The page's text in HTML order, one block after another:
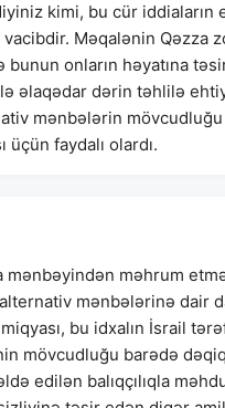
kimi, bu cür iddiaların
Məqalənin Qəzza
bunun onların həyatına
əlaqədar dərin təhlilə
mənbələrin
üçün faydalı olardı.
mənbəyindən məhrum
mənbələrinə dair
bu idxalın İsrail
mövcudluğu barədə
edilən balıqçılıqla